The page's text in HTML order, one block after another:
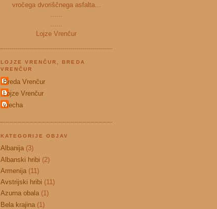
vročega dvoriščnega asfalta...
......
......
Lojze Vrenčur
LOJZE VRENČUR, BREDA
VRENČUR
Breda Vrenčur
Lojze Vrenčur
vrecha
KATEGORIJE OBJAV
Albanija (3)
Albanski hribi (2)
Armenija (11)
Avstrijski hribi (11)
Azurna obala (1)
Bela krajina (1)